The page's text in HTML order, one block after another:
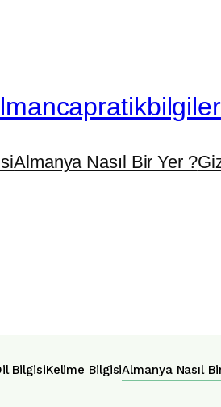
Almanya Nasıl Bir Yer ?
BilgisiKelime BilgisiAlmanya Nasıl